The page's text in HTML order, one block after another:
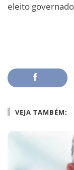
eleito
VEJA TAMBÉM: